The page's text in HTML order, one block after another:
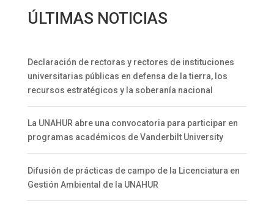
ÚLTIMAS NOTICIAS
Declaración de rectoras y rectores de instituciones
universitarias públicas en defensa de la tierra, los
recursos estratégicos y la soberanía nacional
La UNAHUR abre una convocatoria para participar en
programas académicos de Vanderbilt University
Difusión de prácticas de campo de la Licenciatura en
Gestión Ambiental de la UNAHUR